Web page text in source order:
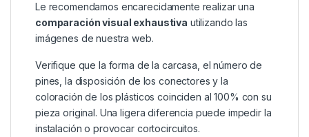
Le recomendamos encarecidamente realizar una
comparación visual exhaustiva utilizando las
imágenes de nuestra web.
Verifique que la forma de la carcasa, el número de
pines, la disposición de los conectores y la
coloración de los plásticos coinciden al 100% con su
pieza original. Una ligera diferencia puede impedir la
instalación o provocar cortocircuitos.